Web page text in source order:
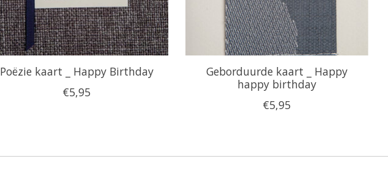
Poëzie kaart _ Happy Birthday
€5,95
Geborduurde kaart _ Happy
happy birthday
€5,95